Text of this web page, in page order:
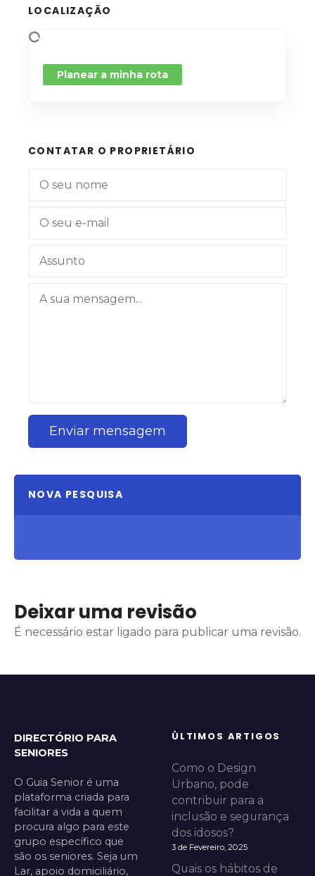
LOCALIZAÇÃO
Planear a minha rota
CONTATAR O PROPRIETÁRIO
Enviar mensagem
NOVA PESQUISA
Deixar uma revisão
É necessário estar ligado para publicar uma revisão.
DIRECTÓRIO PARA
SENIORES
O Guia Senior é uma
plataforma criada para
facilitar a vida a quem
procura algo para este
grupo específico que
são os seniores. Seja um
Lar, apoio domiciliário,
ÚLTIMOS ARTIGOS
Como o Design
Urbano, pode
contribuir para a
inclusão e segurança
dos idosos?
3 de Fevereiro, 2025
Quais os hábitos de